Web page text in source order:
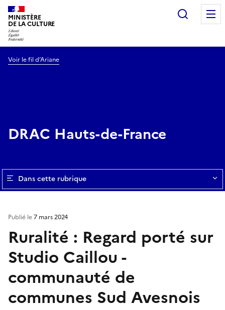
MINISTÈRE
DE LA CULTURE
Voir le fil d’Ariane
DRAC Hauts-de-France
Dans cette rubrique
Ruralité : Regard porté sur
Studio Caillou -
communauté de
communes Sud Avesnois
Publié le7 mars 2024